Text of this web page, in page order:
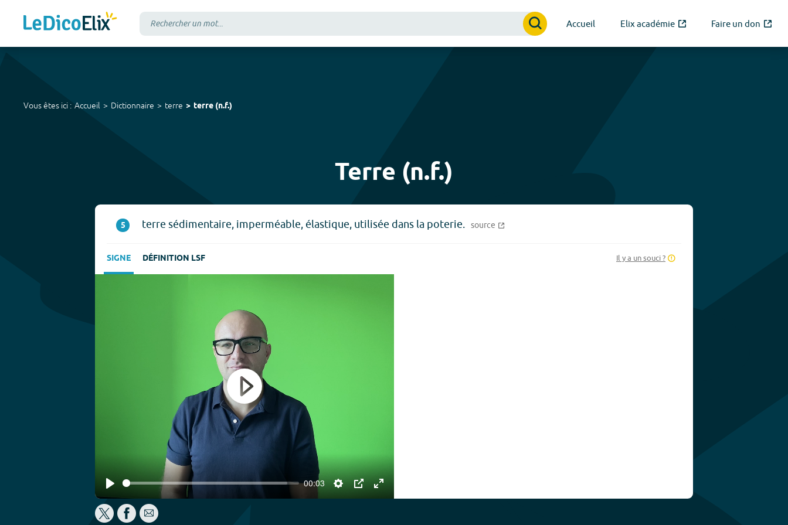
Accueil Elix académie Faire un don
Vous êtes ici : Accueil Dictionnaire terre terre (n.f.)
Terre (n.f.)
5 terre sédimentaire, imperméable, élastique, utilisée dans la poterie. source
SIGNE DÉFINITION LSF Il y a un souci ?
Play
00:03
Settings
PIP Enter
Play